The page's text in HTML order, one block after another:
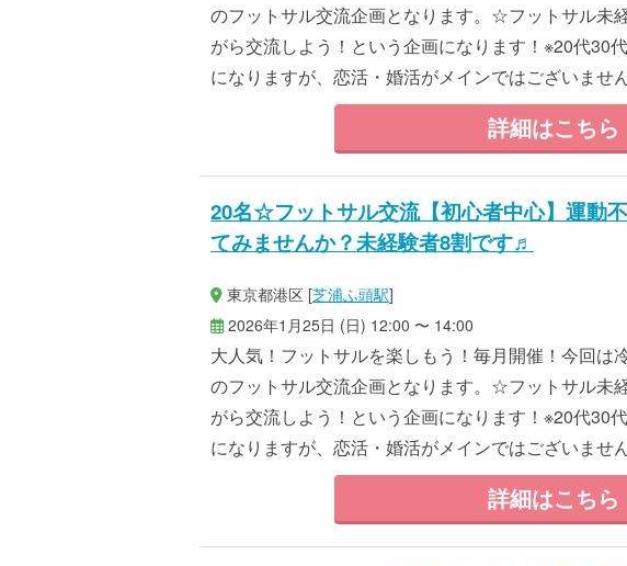
のフットサル交流企画となります。☆フットサル未
がら交流しよう！という企画になります！※20代30
になりますが、恋活・婚活がメインではございませ
詳細はこちら
20名☆フットサル交流【初心者中心】運動
てみませんか？未経験者8割です♬
東京都港区 [芝浦ふ頭駅]
2026年1月25日 (日) 12:00 〜 14:00
大人気！フットサルを楽しもう！毎月開催！今回は
のフットサル交流企画となります。☆フットサル未
がら交流しよう！という企画になります！※20代30
になりますが、恋活・婚活がメインではございませ
詳細はこちら